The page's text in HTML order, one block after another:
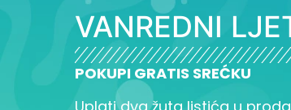
VANREDNI
POKUPI GRATIS SREĆKU